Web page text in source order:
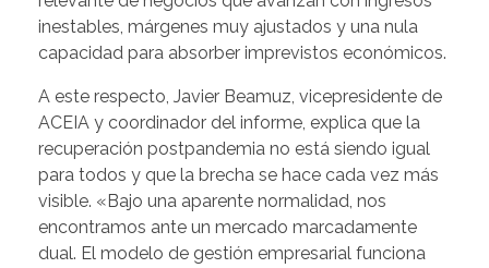
inestables, márgenes muy ajustados y una nula
capacidad para absorber imprevistos económicos.
A este respecto, Javier Beamuz, vicepresidente de
ACEIA y coordinador del informe, explica que la
recuperación postpandemia no está siendo igual
para todos y que la brecha se hace cada vez más
visible. «Bajo una aparente normalidad, nos
encontramos ante un mercado marcadamente
dual. El modelo de gestión empresarial funciona